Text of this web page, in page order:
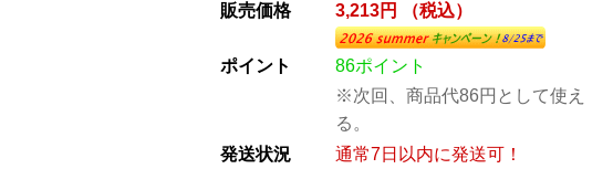
販売価格
3,213円 （税込）
ポイント
86ポイント
※次回、商品代86円として使え
る。
発送状況
通常7日以内に発送可！